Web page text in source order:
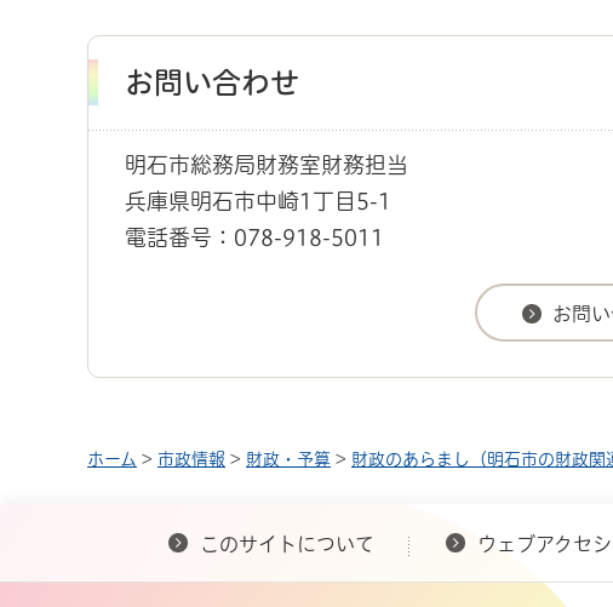
お問い合わせ
明石市総務局財務室財務担当
兵庫県明石市中崎1丁目5-1
電話番号：078-918-5011
ホーム > 市政情報 > 財政・予算 > 財政のあらまし（明石市の財政関
このサイトについて ウェブアクセ